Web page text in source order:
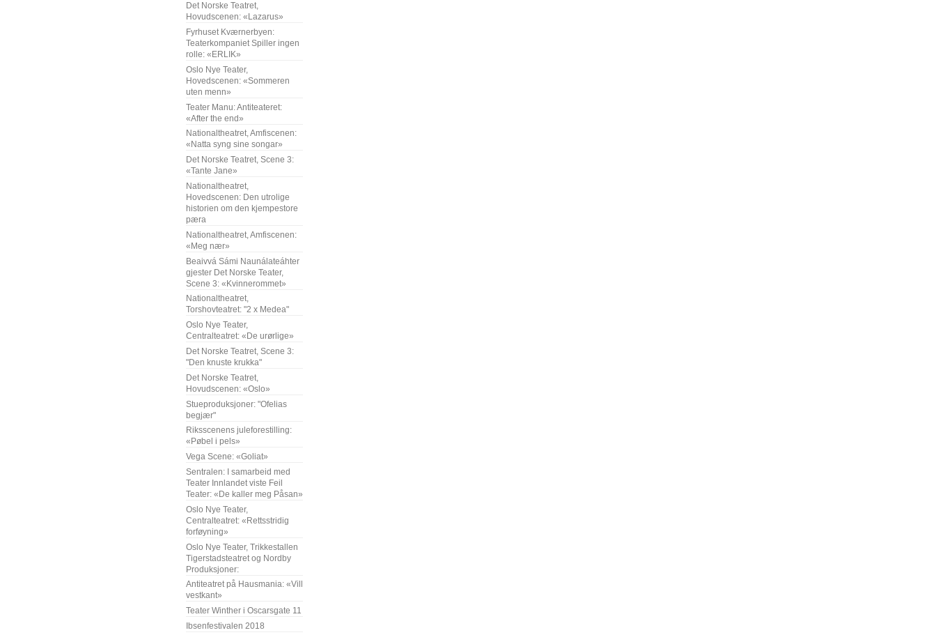
Det Norske Teatret,
Hovudscenen: «Lazarus»
Fyrhuset Kværnerbyen:
Teaterkompaniet Spiller ingen
rolle: «ERLIK»
Oslo Nye Teater,
Hovedscenen: «Sommeren
uten menn»
Teater Manu: Antiteateret:
«After the end»
Nationaltheatret, Amfiscenen:
«Natta syng sine songar»
Det Norske Teatret, Scene 3:
«Tante Jane»
Nationaltheatret,
Hovedscenen: Den utrolige
historien om den kjempestore
pæra
Nationaltheatret, Amfiscenen:
«Meg nær»
Beaivvá Sámi Naunálateáhter
gjester Det Norske Teater,
Scene 3: «Kvinnerommet»
Nationaltheatret,
Torshovteatret: "2 x Medea"
Oslo Nye Teater,
Centralteatret: «De urørlige»
Det Norske Teatret, Scene 3:
"Den knuste krukka"
Det Norske Teatret,
Hovudscenen: «Oslo»
Stueproduksjoner: "Ofelias
begjær"
Riksscenens juleforestilling:
«Pøbel i pels»
Vega Scene: «Goliat»
Sentralen: I samarbeid med
Teater Innlandet viste Feil
Teater: «De kaller meg Påsan»
Oslo Nye Teater,
Centralteatret: «Rettsstridig
forføyning»
Oslo Nye Teater, Trikkestallen
Tigerstadsteatret og Nordby
Produksjoner:
Antiteatret på Hausmania: «Vill
vestkant»
Teater Winther i Oscarsgate 11
Ibsenfestivalen 2018